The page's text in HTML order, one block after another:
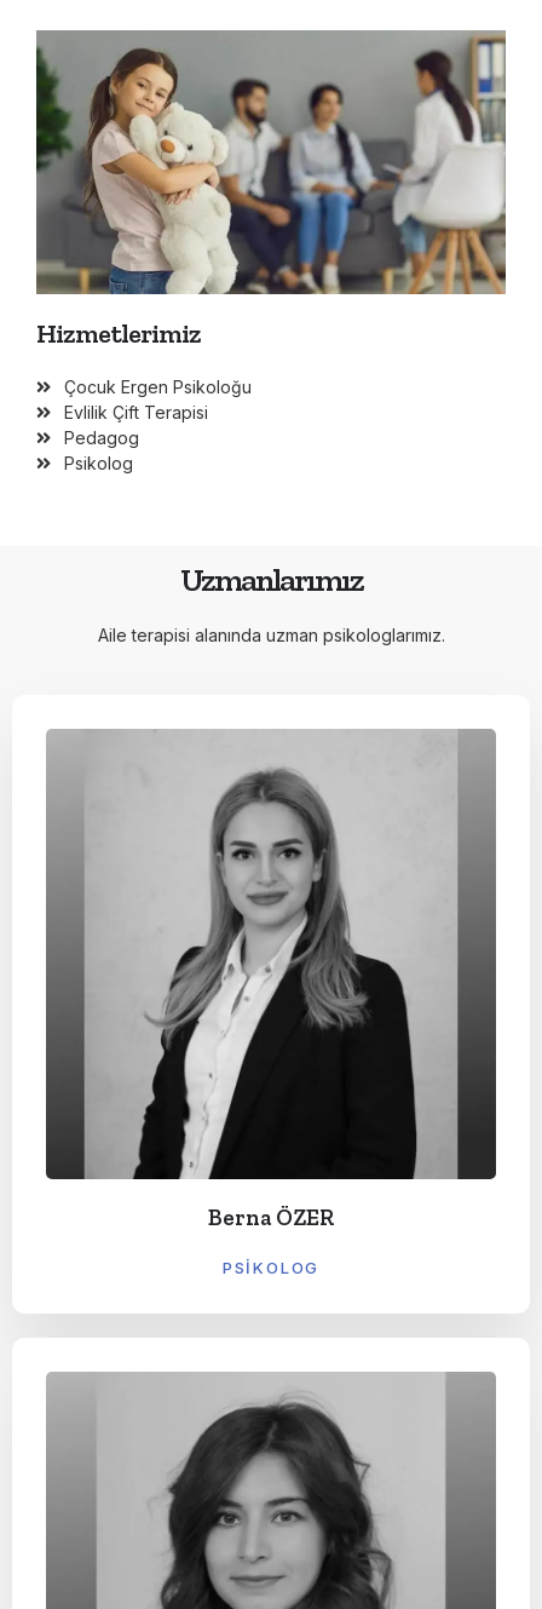
Hizmetlerimiz
Çocuk Ergen Psikoloğu
Evlilik Çift Terapisi
Pedagog
Psikolog
Uzmanlarımız
Aile terapisi alanında uzman psikologlarımız.
Berna ÖZER
PSIKOLOG